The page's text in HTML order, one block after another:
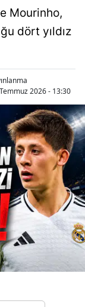
Mourinho,
dört yıldız
2026 - 13:30